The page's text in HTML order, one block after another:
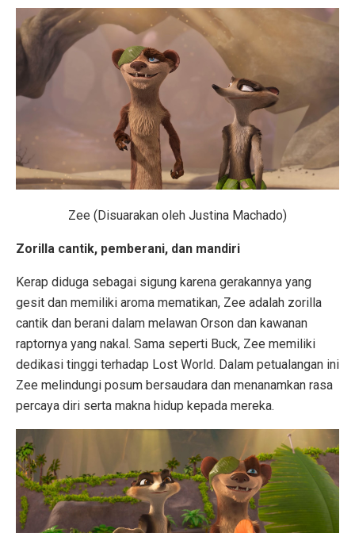
Zee (Disuarakan oleh Justina Machado)
Zorilla cantik, pemberani, dan mandiri
Kerap diduga sebagai sigung karena gerakannya yang
gesit dan memiliki aroma mematikan, Zee adalah zorilla
cantik dan berani dalam melawan Orson dan kawanan
raptornya yang nakal. Sama seperti Buck, Zee memiliki
dedikasi tinggi terhadap Lost World. Dalam petualangan ini
Zee melindungi posum bersaudara dan menanamkan rasa
percaya diri serta makna hidup kepada mereka.